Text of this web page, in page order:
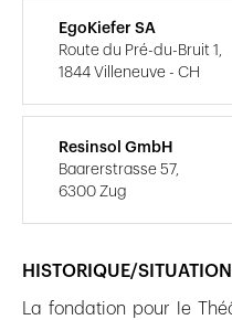
HISTORIQUE/SITUATION
La fondation pour le
EgoKiefer SA
Route du Pré-du-Bruit 1,
1844 Villeneuve - CH
Resinsol GmbH
Baarerstrasse 57,
6300 Zug